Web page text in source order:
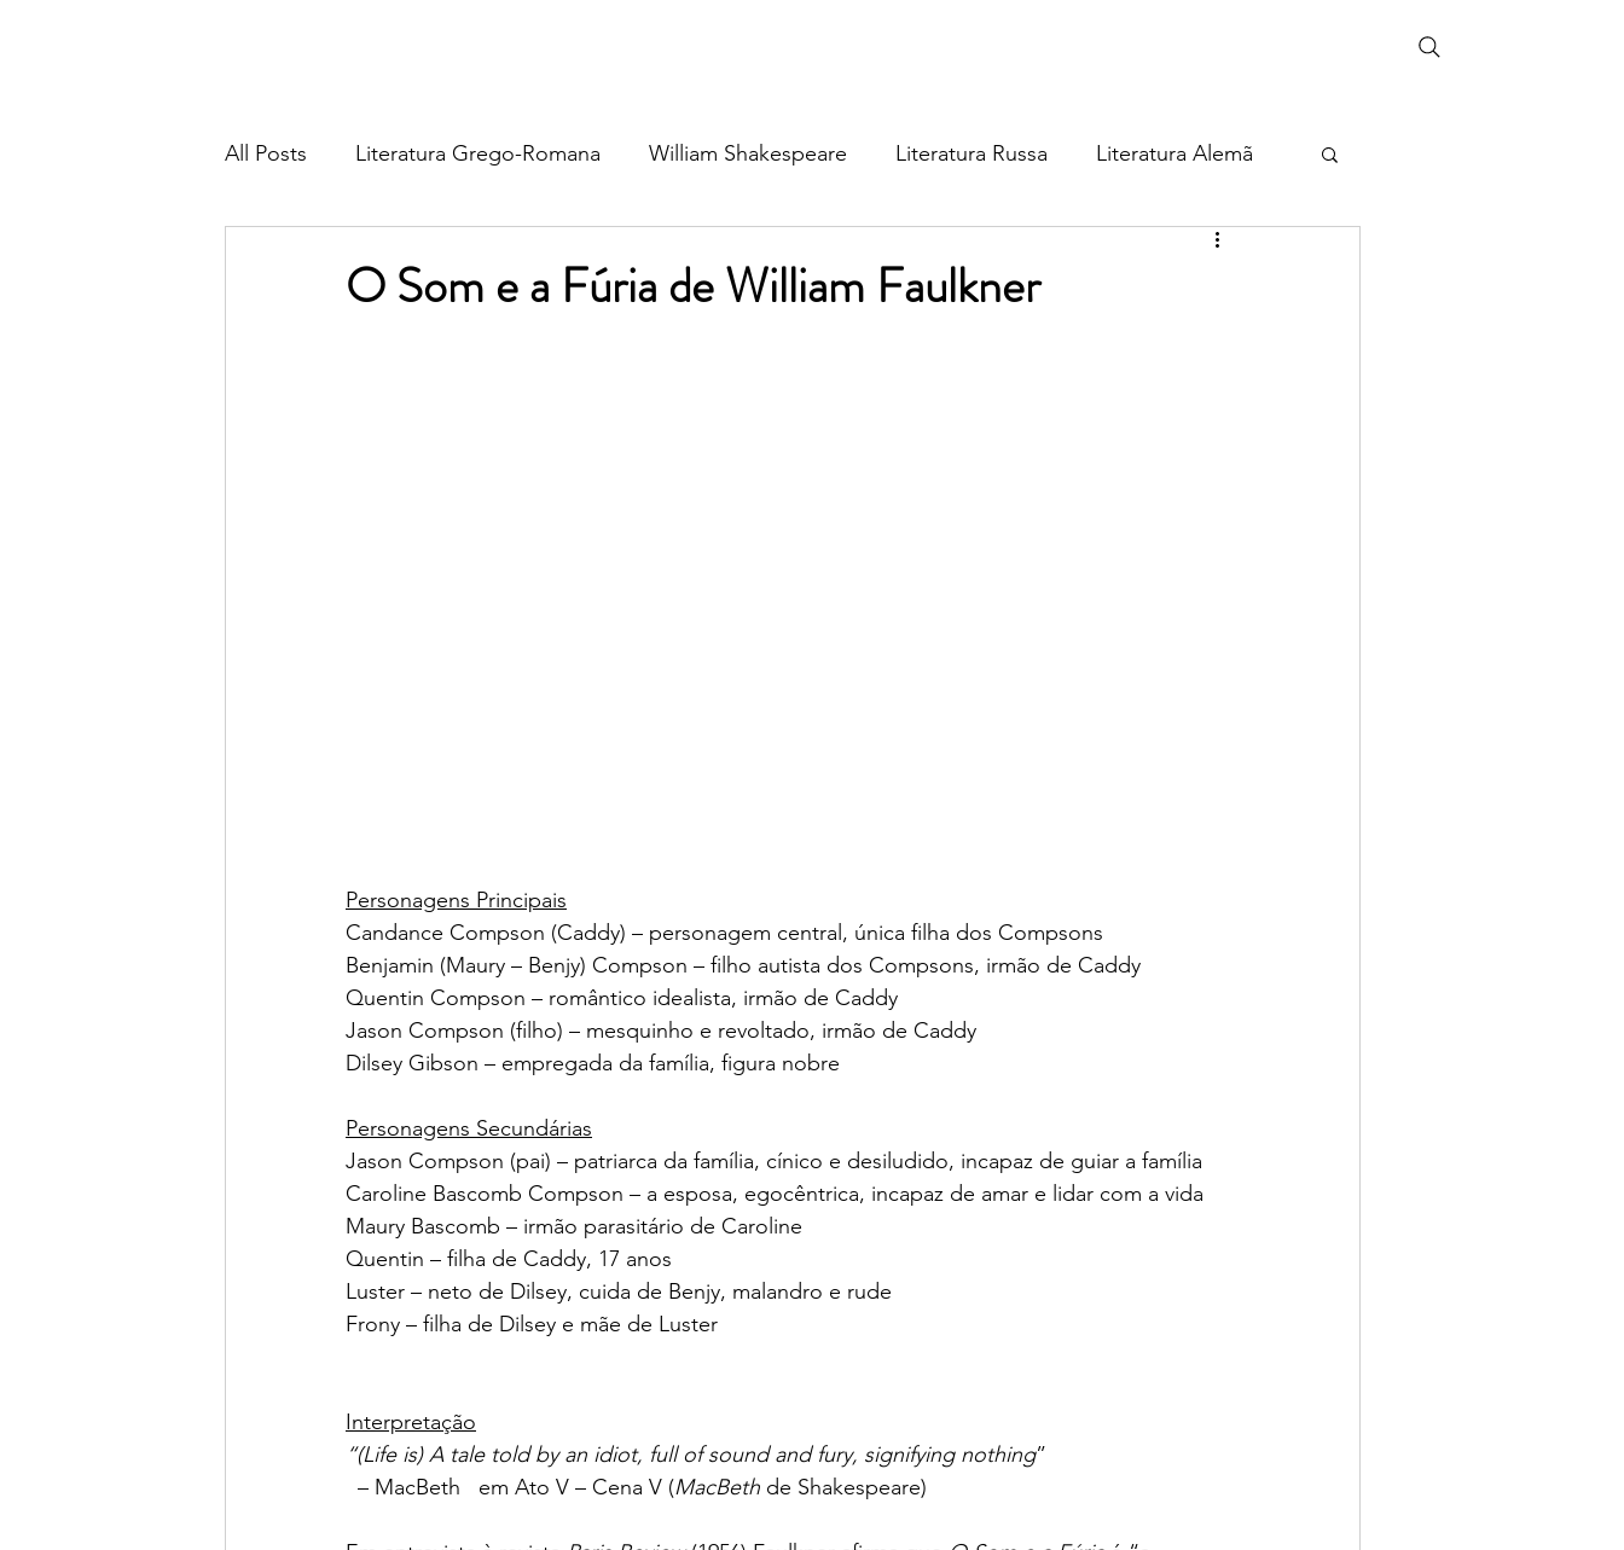
All Posts Literatura Grego-Romana William Shakespeare Literatura Russa Literatura Alemã
O Som e a Fúria de William Faulkner
Personagens Principais
Candance Compson (Caddy) – personagem central, única filha dos Compsons
Benjamin (Maury – Benjy) Compson – filho autista dos Compsons, irmão de Caddy
Quentin Compson – romântico idealista, irmão de Caddy
Jason Compson (filho) – mesquinho e revoltado, irmão de Caddy
Dilsey Gibson – empregada da família, figura nobre
Personagens Secundárias
Jason Compson (pai) – patriarca da família, cínico e desiludido, incapaz de guiar a família
Caroline Bascomb Compson – a esposa, egocêntrica, incapaz de amar e lidar com a vida
Maury Bascomb – irmão parasitário de Caroline
Quentin – filha de Caddy, 17 anos
Luster – neto de Dilsey, cuida de Benjy, malandro e rude
Frony – filha de Dilsey e mãe de Luster
Interpretação
“(Life is) A tale told by an idiot, full of sound and fury, signifying nothing”
  – MacBeth   em Ato V – Cena V (
MacBeth de Shakespeare)